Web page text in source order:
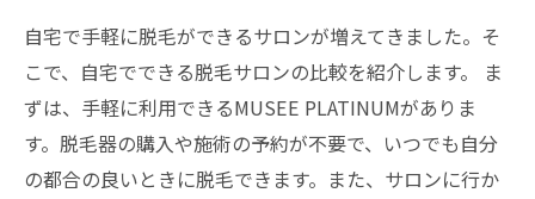
自宅で手軽に脱毛ができるサロンが増えてきました。そ
こで、自宅でできる脱毛サロンの比較を紹介します。 ま
ずは、手軽に利用できるMUSEE PLATINUMがありま
す。脱毛器の購入や施術の予約が不要で、いつでも自分
の都合の良いときに脱毛できます。また、サロンに行か